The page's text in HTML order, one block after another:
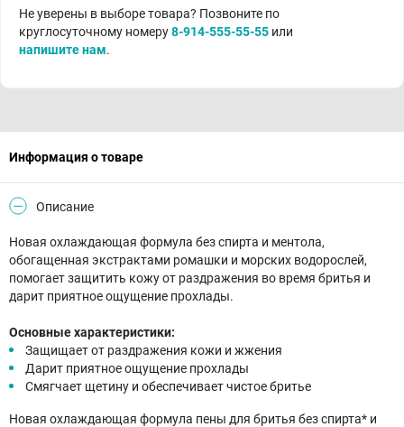
Не уверены в выборе товара? Позвоните по
круглосуточному номеру8-914-555-55-55 или
напишите нам.
Информация о товаре
Описание
Новая охлаждающая формула без спирта и ментола,
обогащенная экстрактами ромашки и морских водорослей,
помогает защитить кожу от раздражения во время бритья и
дарит приятное ощущение прохлады.
Основные характеристики:
Защищает от раздражения кожи и жжения
Дарит приятное ощущение прохлады
Смягчает щетину и обеспечивает чистое бритье
Новая охлаждающая формула пены для бритья без спирта* и